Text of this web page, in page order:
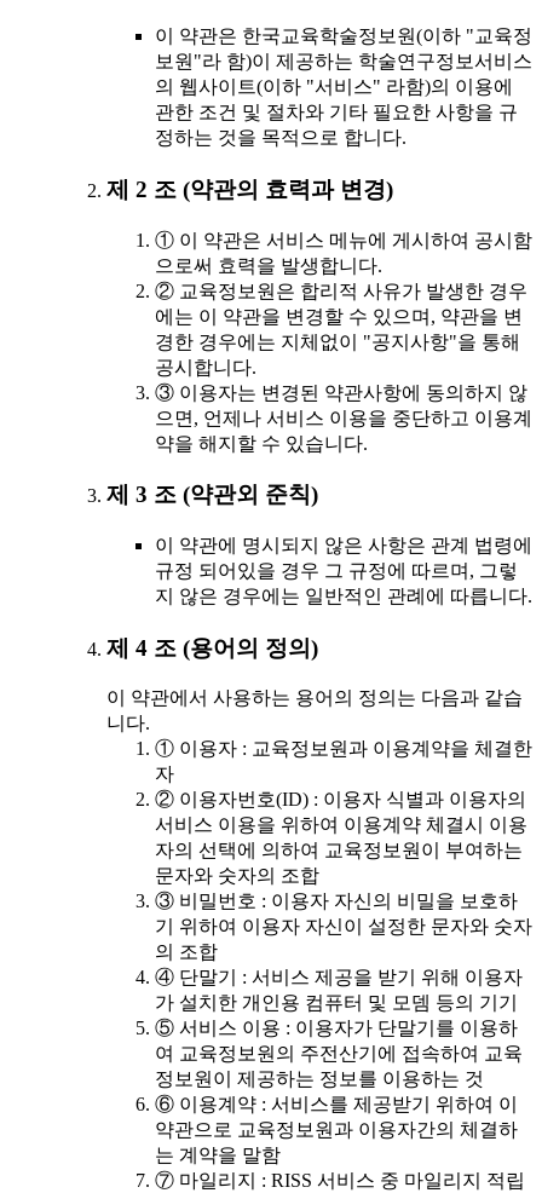
이 약관은 한국교육학술정보원(이하 "교육정
보원"라 함)이 제공하는 학술연구정보서비스
의 웹사이트(이하 "서비스" 라함)의 이용에
관한 조건 및 절차와 기타 필요한 사항을 규
정하는 것을 목적으로 합니다.
제 2 조 (약관의 효력과 변경)
① 이 약관은 서비스 메뉴에 게시하여 공시함
으로써 효력을 발생합니다.
② 교육정보원은 합리적 사유가 발생한 경우
에는 이 약관을 변경할 수 있으며, 약관을 변
경한 경우에는 지체없이 "공지사항"을 통해
공시합니다.
③ 이용자는 변경된 약관사항에 동의하지 않
으면, 언제나 서비스 이용을 중단하고 이용계
약을 해지할 수 있습니다.
제 3 조 (약관외 준칙)
이 약관에 명시되지 않은 사항은 관계 법령에
규정 되어있을 경우 그 규정에 따르며, 그렇
지 않은 경우에는 일반적인 관례에 따릅니다.
제 4 조 (용어의 정의)
이 약관에서 사용하는 용어의 정의는 다음과 같습
니다.
① 이용자 : 교육정보원과 이용계약을 체결한
자
② 이용자번호(ID) : 이용자 식별과 이용자의
서비스 이용을 위하여 이용계약 체결시 이용
자의 선택에 의하여 교육정보원이 부여하는
문자와 숫자의 조합
③ 비밀번호 : 이용자 자신의 비밀을 보호하
기 위하여 이용자 자신이 설정한 문자와 숫자
의 조합
④ 단말기 : 서비스 제공을 받기 위해 이용자
가 설치한 개인용 컴퓨터 및 모뎀 등의 기기
⑤ 서비스 이용 : 이용자가 단말기를 이용하
여 교육정보원의 주전산기에 접속하여 교육
정보원이 제공하는 정보를 이용하는 것
⑥ 이용계약 : 서비스를 제공받기 위하여 이
약관으로 교육정보원과 이용자간의 체결하
는 계약을 말함
⑦ 마일리지 : RISS 서비스 중 마일리지 적립